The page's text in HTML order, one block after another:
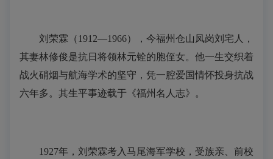
刘荣霖（1912—1966），今福州仓山凤岗刘宅人，
其妻林修俊是抗日将领林元铨的胞侄女。他一生交织着
战火硝烟与航海学术的坚守，凭一腔爱国情怀投身抗战
六年多。其生平事迹载于《福州名人志》。
1927年，刘荣霖考入马尾海军学校，受族亲、前校